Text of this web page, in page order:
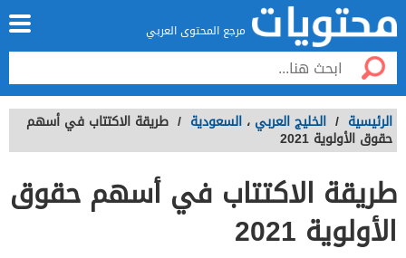
مرجع المحتوى العربي
الرئيسية / الخليج العربي ، السعودية / طريقة الاكتتاب في أسهم
حقوق الأولوية 2021
طريقة الاكتتاب في أسهم حقوق
الأولوية 2021